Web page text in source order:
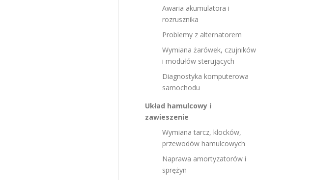
Awaria akumulatora i
rozrusznika
Problemy z alternatorem
Wymiana żarówek, czujników
i modułów sterujących
Diagnostyka komputerowa
samochodu
Układ hamulcowy i
zawieszenie
Wymiana tarcz, klocków,
przewodów hamulcowych
Naprawa amortyzatorów i
sprężyn